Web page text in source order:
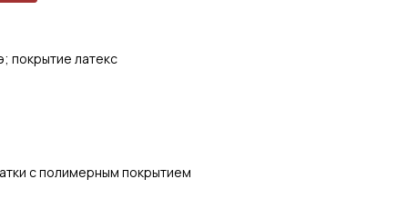
покрытие латекс
с полимерным покрытием